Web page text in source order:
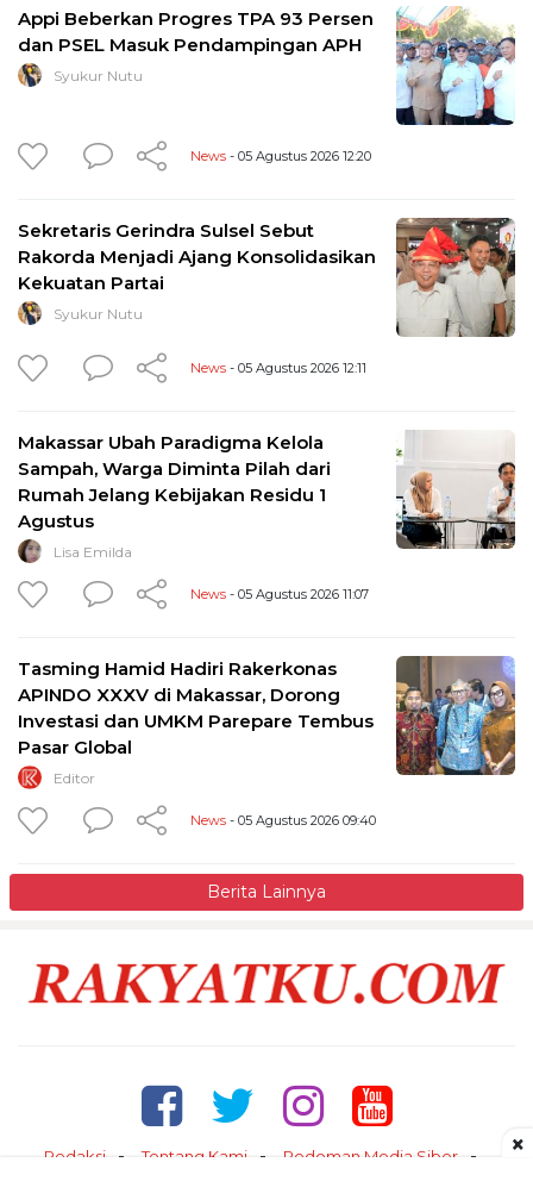
Appi Beberkan Progres TPA 93 Persen
dan PSEL Masuk Pendampingan APH
Syukur Nutu
News - 05 Agustus 2026 12:20
Sekretaris Gerindra Sulsel Sebut
Rakorda Menjadi Ajang Konsolidasikan
Kekuatan Partai
Syukur Nutu
News - 05 Agustus 2026 12:11
Makassar Ubah Paradigma Kelola
Sampah, Warga Diminta Pilah dari
Rumah Jelang Kebijakan Residu 1
Agustus
Lisa Emilda
News - 05 Agustus 2026 11:07
Tasming Hamid Hadiri Rakerkonas
APINDO XXXV di Makassar, Dorong
Investasi dan UMKM Parepare Tembus
Pasar Global
Editor
News - 05 Agustus 2026 09:40
Berita Lainnya
Redaksi Tentang Kami
Pedoman Media Siber
×